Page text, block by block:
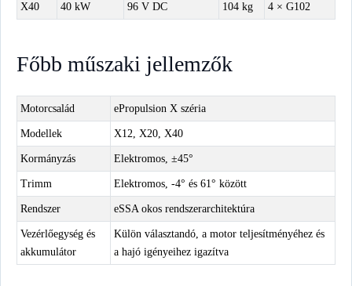
X40 40 kW 96 V DC 104 kg 4 × G102
Főbb műszaki jellemzők
Motorcsalád ePropulsion X széria
Modellek X12, X20, X40
Kormányzás Elektromos, ±45°
Trimm Elektromos, -4° és 61° között
Rendszer eSSA okos rendszerarchitektúra
Vezérlőegység és
akkumulátor
Külön választandó, a motor teljesítményéhez és
a hajó igényeihez igazítva